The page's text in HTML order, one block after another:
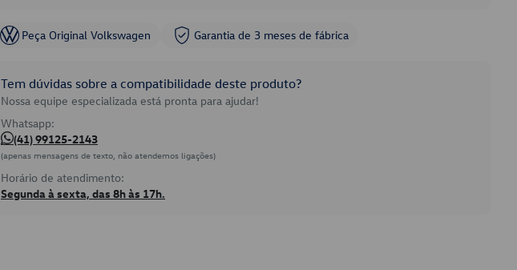
Peça Original Volkswagen Garantia de 3 meses de fábrica
Tem dúvidas sobre a compatibilidade deste produto?
Nossa equipe especializada está pronta para ajudar!
Whatsapp:
(41) 99125-2143
(apenas mensagens de texto, não atendemos ligações)
Horário de atendimento:
Segunda à sexta, das 8h às 17h.